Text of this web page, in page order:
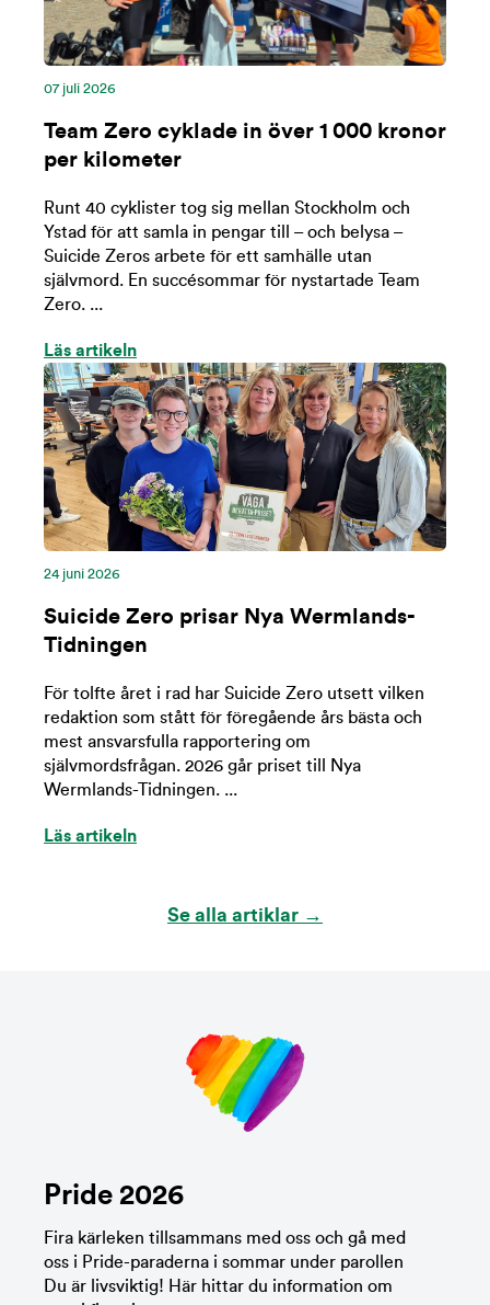
07 ‪juli‬ 2026
Team Zero cyklade in över 1 000 kronor
per kilometer
Runt 40 cyklister tog sig mellan Stockholm och
Ystad för att samla in pengar till – och belysa –
Suicide Zeros arbete för ett samhälle utan
självmord. En succésommar för nystartade Team
Zero. ...
Läs artikeln
24 ‪juni‬ 2026
Suicide Zero prisar Nya Wermlands-
Tidningen
För tolfte året i rad har Suicide Zero utsett vilken
redaktion som stått för föregående års bästa och
mest ansvarsfulla rapportering om
självmordsfrågan. 2026 går priset till Nya
Wermlands-Tidningen. ...
Läs artikeln
Se alla artiklar →
Pride 2026
Fira kärleken tillsammans med oss och gå med
oss i Pride-paraderna i sommar under parollen
Du är livsviktig! Här hittar du information om